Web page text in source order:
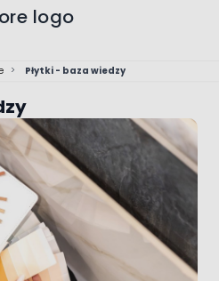
> Płytki - baza wiedzy